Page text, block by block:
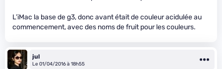
L’iMac la base de g3, donc avant était de couleur acidulée au
commencement, avec des noms de fruit pour les couleurs.
jul
Le 01/04/2016 à 18h55